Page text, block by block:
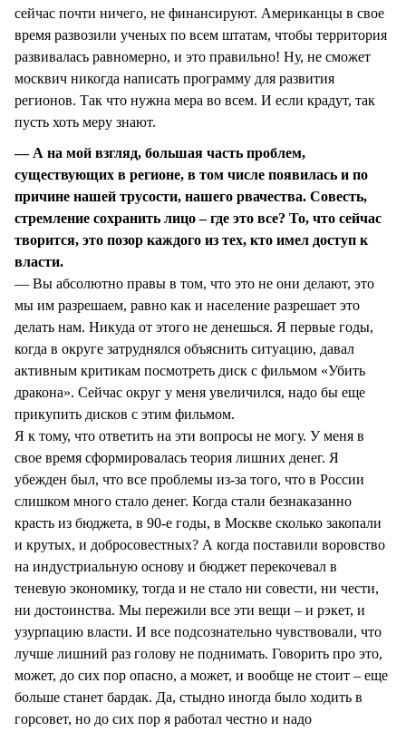
сейчас почти ничего, не финансируют. Американцы в свое
время развозили ученых по всем штатам, чтобы территория
развивалась равномерно, и это правильно! Ну, не сможет
москвич никогда написать программу для развития
регионов. Так что нужна мера во всем. И если крадут, так
пусть хоть меру знают.
— А на мой взгляд, большая часть проблем,
существующих в регионе, в том числе появилась и по
причине нашей трусости, нашего рвачества. Совесть,
стремление сохранить лицо – где это все? То, что сейчас
творится, это позор каждого из тех, кто имел доступ к
власти.
— Вы абсолютно правы в том, что это не они делают, это
мы им разрешаем, равно как и население разрешает это
делать нам. Никуда от этого не денешься. Я первые годы,
когда в округе затруднялся объяснить ситуацию, давал
активным критикам посмотреть диск с фильмом «Убить
дракона». Сейчас округ у меня увеличился, надо бы еще
прикупить дисков с этим фильмом.
Я к тому, что ответить на эти вопросы не могу. У меня в
свое время сформировалась теория лишних денег. Я
убежден был, что все проблемы из-за того, что в России
слишком много стало денег. Когда стали безнаказанно
красть из бюджета, в 90-е годы, в Москве сколько закопали
и крутых, и добросовестных? А когда поставили воровство
на индустриальную основу и бюджет перекочевал в
теневую экономику, тогда и не стало ни совести, ни чести,
ни достоинства. Мы пережили все эти вещи – и рэкет, и
узурпацию власти. И все подсознательно чувствовали, что
лучше лишний раз голову не поднимать. Говорить про это,
может, до сих пор опасно, а может, и вообще не стоит – еще
больше станет бардак. Да, стыдно иногда было ходить в
горсовет, но до сих пор я работал честно и надо